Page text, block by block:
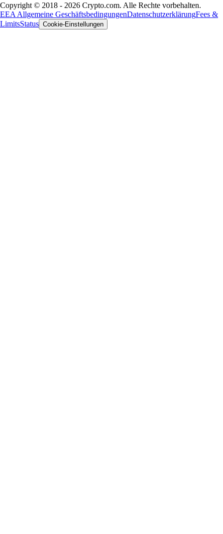
Copyright © 2018 - 2026 Crypto.com. Alle Rechte vorbehalten.
EEA Allgemeine GeschäftsbedingungenDatenschutzerklärungFees &
LimitsStatus Cookie-Einstellungen